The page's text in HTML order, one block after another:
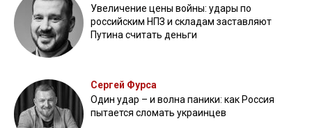
Увеличение цены войны: удары по
российским НПЗ и складам заставляют
Путина считать деньги
Сергей Фурса
Один удар – и волна паники: как Россия
пытается сломать украинцев